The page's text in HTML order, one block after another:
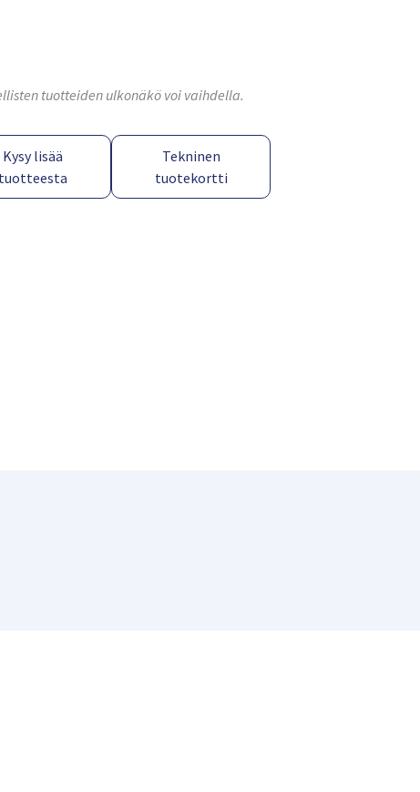
tuotteiden ulkonäkö voi vaihdella.
Kysy lisää
tuotteesta
Tekninen
tuotekortti